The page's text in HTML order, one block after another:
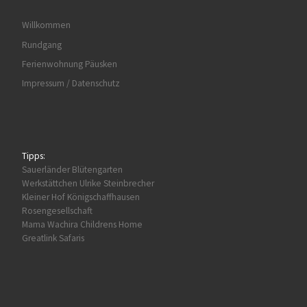
Willkommen
Rundgang
Ferienwohnung Päusken
Impressum / Datenschutz
Tipps:
Sauerländer Blütengarten
Werkstättchen Ulrike Steinbrecher
Kleiner Hof Königschaffhausen
Rosengesellschaft
Mama Wachira Childrens Home
Greatlink Safaris